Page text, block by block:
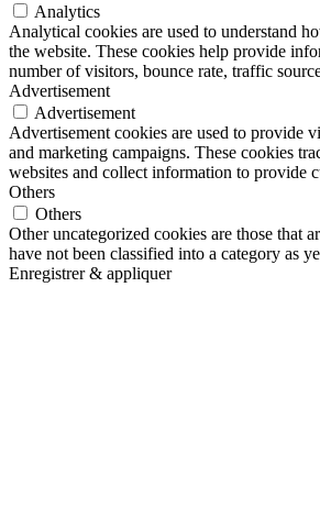
Analytics
Analytical cookies are used to understand
the website. These cookies help provide
number of visitors, bounce rate, traffic
Advertisement
Advertisement
Advertisement cookies are used to provide
and marketing campaigns. These cookies
websites and collect information to provide
Others
Others
Other uncategorized cookies are those that
have not been classified into a category as
Enregistrer & appliquer